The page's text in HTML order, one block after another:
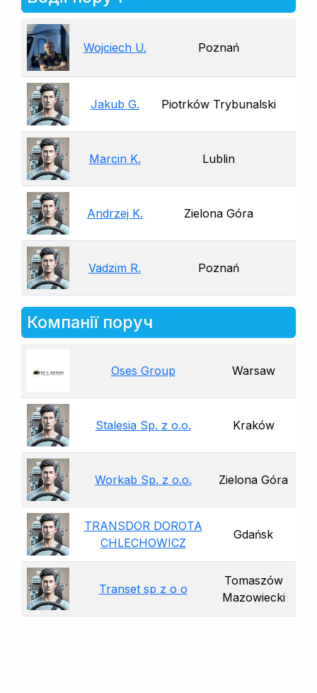
Wojciech U. Poznań
Jakub G. Piotrków Trybunalski
Marcin K. Lublin
Andrzej K. Zielona Góra
Vadzim R. Poznań
Компанії поруч
Oses Group Warsaw
Stalesia Sp. z o.o. Kraków
Workab Sp. z o.o. Zielona Góra
TRANSDOR DOROTA
CHLECHOWICZ
Gdańsk
Transet sp z o o
Tomaszów
Mazowiecki